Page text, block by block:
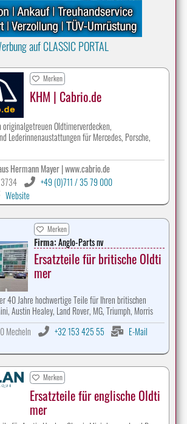
auf CLASSIC PORTAL
Merken
KHM | Cabrio.de
Oldtimerverdecken,
Lederinnenaustattungen für Mercedes, Porsche,
Hermann Mayer | www.cabrio.de
+49 (0)711 / 35 79 000
Website
Merken
Firma:Anglo-Parts nv
Ersatzteile für britische Oldti
mer
40 Jahre hochwertige Teile für Ihren britischen
Austin Healey, Land Rover, MG, Triumph, Morris
Mecheln
+32 153 425 55
E-Mail
Merken
Ersatzteile für englische Oldti
mer